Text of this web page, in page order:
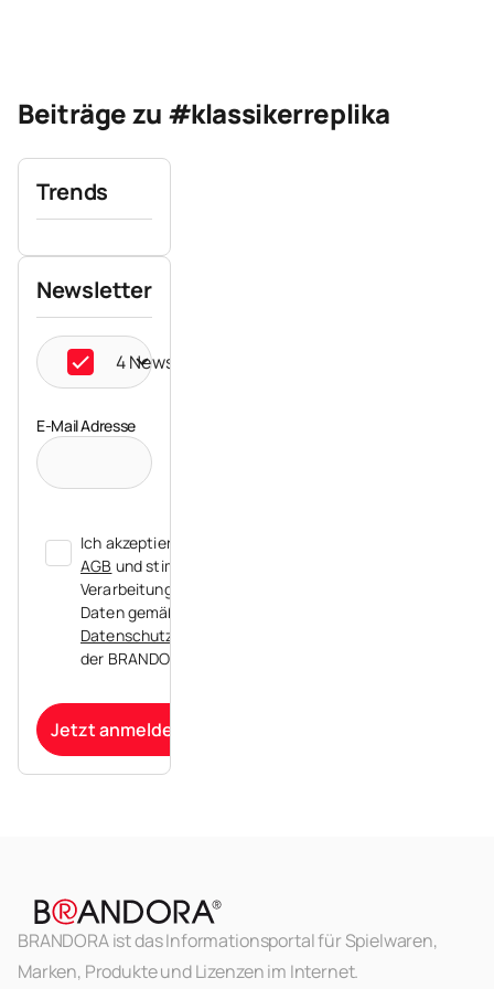
Beiträge zu #klassikerreplika
Trends
Newsletter
4 Newsletter ausgewählt
E-Mail Adresse
Ich akzeptiere die
AGB und stimme der
Verarbeitung meiner
Daten gemäß der
Datenschutzerklärung
der BRANDORA zu.
Jetzt anmelden
BRANDORA ist das Informationsportal für Spielwaren,
Marken, Produkte und Lizenzen im Internet.